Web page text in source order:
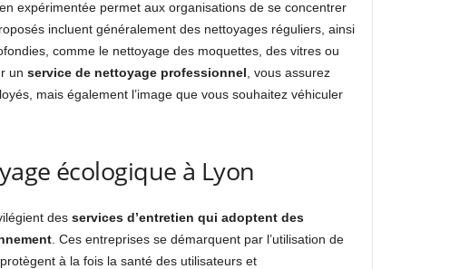
expérimentée permet aux organisations de se concentrer
incluent généralement des nettoyages réguliers, ainsi
comme le nettoyage des moquettes, des vitres ou
un service de nettoyage professionnel , vous assurez
mais également l’image que vous souhaitez véhiculer
écologique à Lyon
des services d’entretien qui adoptent des
. Ces entreprises se démarquent par l’utilisation de
à la fois la santé des utilisateurs et